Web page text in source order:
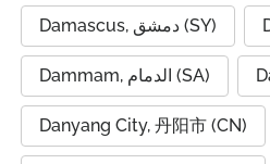
Damascus, دمشق (SY)
Dammam, الدمام (SA)
Danyang City, 丹阳市 (CN)